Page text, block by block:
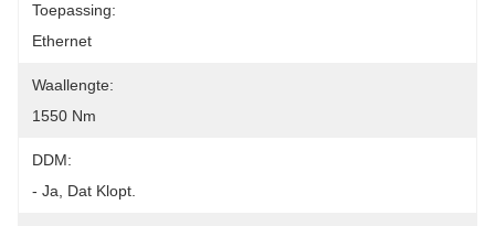
Toepassing:
Ethernet
Waallengte:
1550 Nm
DDM:
- Ja, Dat Klopt.